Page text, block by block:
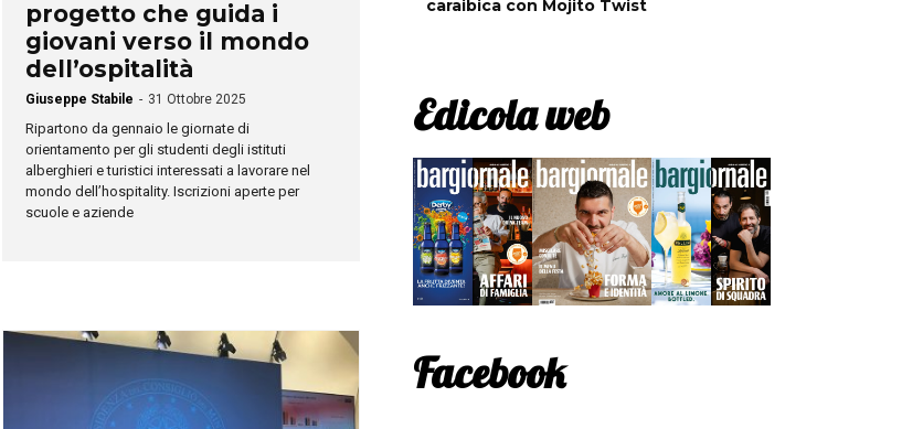
progetto che guida i
giovani verso il mondo
dell’ospitalità
Giuseppe Stabile - 31 Ottobre 2025
Ripartono da gennaio le giornate di
orientamento per gli studenti degli istituti
alberghieri e turistici interessati a lavorare nel
mondo dell’hospitality. Iscrizioni aperte per
scuole e aziende
caraibica con Mojito Twist
Edicola web
Facebook